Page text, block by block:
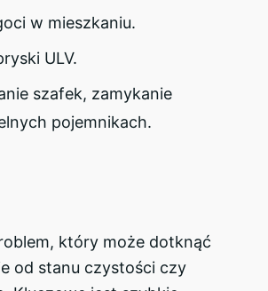
w mieszkaniu.
ULV.
szafek, zamykanie
pojemnikach.
który może dotknąć
od stanu czystości czy